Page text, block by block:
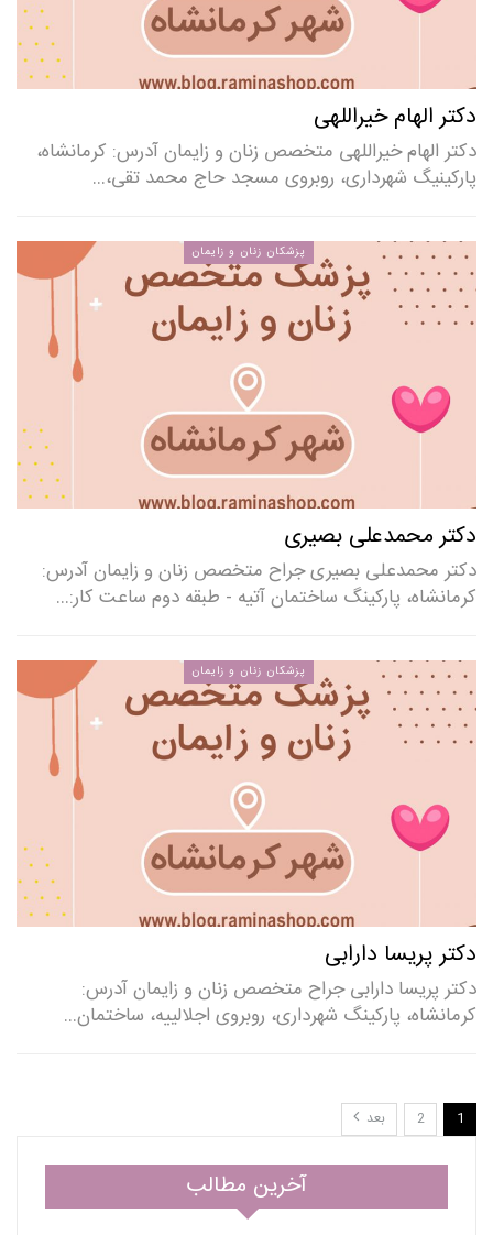
دکتر الهام خیراللهی
دکتر الهام خیراللهی متخصص زنان و زایمان آدرس: کرمانشاه،
پارکینیگ شهرداری، روبروی مسجد حاج محمد تقی،…
پزشکان زنان و زایمان
دکتر محمدعلی بصیری
دکتر محمدعلی بصیری جراح متخصص زنان و زایمان آدرس:
کرمانشاه، پارکینگ ساختمان آتیه - طبقه دوم ساعت کار:…
پزشکان زنان و زایمان
دکتر پریسا دارابی
دکتر پریسا دارابی جراح متخصص زنان و زایمان آدرس:
کرمانشاه، پارکینگ شهرداری، روبروی اجلالییه، ساختمان…
1
2 بعد
آخرین مطالب